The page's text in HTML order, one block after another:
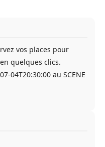
vos places pour
en quelques clics.
04T20:30:00 au SCENE